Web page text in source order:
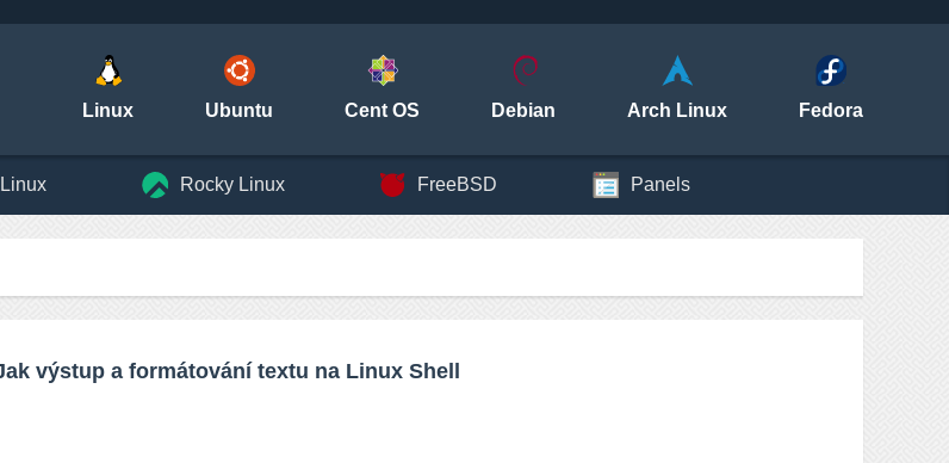
Linux Ubuntu Cent OS Debian Arch Linux Fedora
Rocky Linux FreeBSD Panels
výstup a formátování textu na Linux Shell